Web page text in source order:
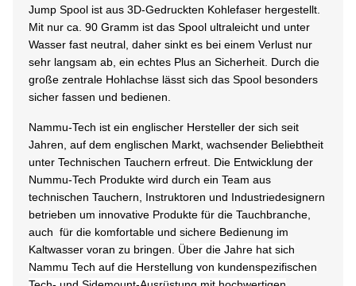
Jump Spool ist aus 3D-Gedruckten Kohlefaser hergestellt.
Mit nur ca. 90 Gramm ist das Spool ultraleicht und unter
Wasser fast neutral, daher sinkt es bei einem Verlust nur
sehr langsam ab, ein echtes Plus an Sicherheit. Durch die
große zentrale Hohlachse lässt sich das Spool besonders
sicher fassen und bedienen.
Nammu-Tech ist ein englischer Hersteller der sich seit
Jahren, auf dem englischen Markt, wachsender Beliebtheit
unter Technischen Tauchern erfreut. Die Entwicklung der
Nummu-Tech Produkte wird durch ein Team aus
technischen Tauchern, Instruktoren und Industriedesignern
betrieben um innovative Produkte für die Tauchbranche,
auch für die komfortable und sichere Bedienung im
Kaltwasser voran zu bringen. Über die Jahre hat sich
Nammu Tech auf die Herstellung von kundenspezifischen